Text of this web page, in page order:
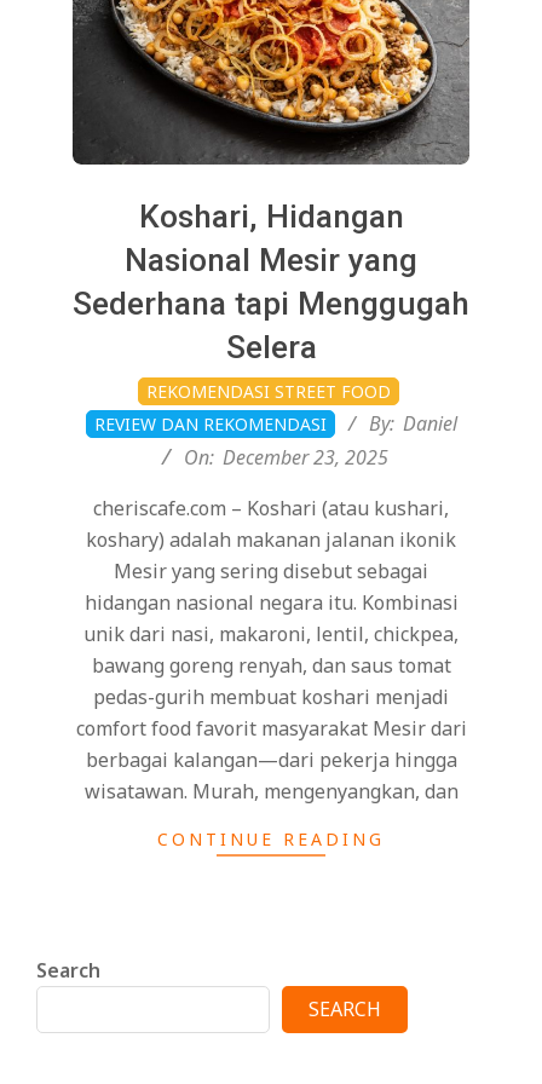
Koshari, Hidangan
Nasional Mesir yang
Sederhana tapi Menggugah
Selera
12-
23
REKOMENDASI STREET FOOD
REVIEW DAN REKOMENDASI
By: Daniel
On: December 23, 2025
cheriscafe.com – Koshari (atau kushari,
koshary) adalah makanan jalanan ikonik
Mesir yang sering disebut sebagai
hidangan nasional negara itu. Kombinasi
unik dari nasi, makaroni, lentil, chickpea,
bawang goreng renyah, dan saus tomat
pedas-gurih membuat koshari menjadi
comfort food favorit masyarakat Mesir dari
berbagai kalangan—dari pekerja hingga
wisatawan. Murah, mengenyangkan, dan
CONTINUE READING
Search
SEARCH